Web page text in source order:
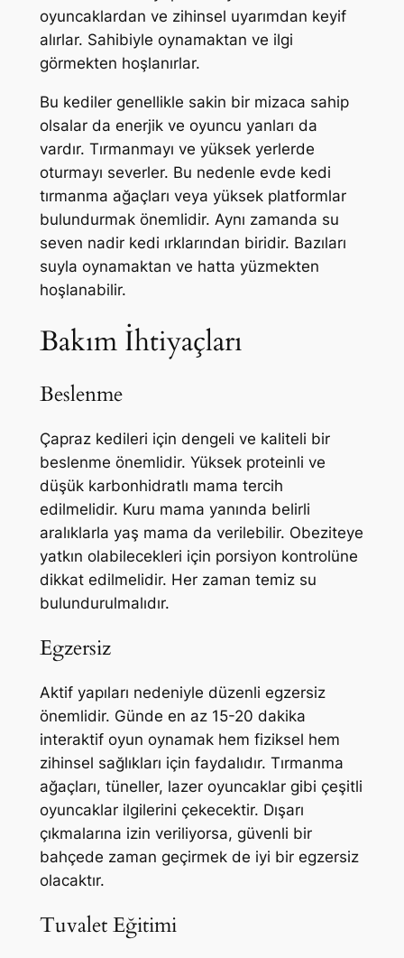
oyuncaklardan ve zihinsel uyarımdan keyif
alırlar. Sahibiyle oynamaktan ve ilgi
görmekten hoşlanırlar.
Bu kediler genellikle sakin bir mizaca sahip
olsalar da enerjik ve oyuncu yanları da
vardır. Tırmanmayı ve yüksek yerlerde
oturmayı severler. Bu nedenle evde kedi
tırmanma ağaçları veya yüksek platformlar
bulundurmak önemlidir. Aynı zamanda su
seven nadir kedi ırklarından biridir. Bazıları
suyla oynamaktan ve hatta yüzmekten
hoşlanabilir.
Bakım İhtiyaçları
Beslenme
Çapraz kedileri için dengeli ve kaliteli bir
beslenme önemlidir. Yüksek proteinli ve
düşük karbonhidratlı mama tercih
edilmelidir. Kuru mama yanında belirli
aralıklarla yaş mama da verilebilir. Obeziteye
yatkın olabilecekleri için porsiyon kontrolüne
dikkat edilmelidir. Her zaman temiz su
bulundurulmalıdır.
Egzersiz
Aktif yapıları nedeniyle düzenli egzersiz
önemlidir. Günde en az 15-20 dakika
interaktif oyun oynamak hem fiziksel hem
zihinsel sağlıkları için faydalıdır. Tırmanma
ağaçları, tüneller, lazer oyuncaklar gibi çeşitli
oyuncaklar ilgilerini çekecektir. Dışarı
çıkmalarına izin veriliyorsa, güvenli bir
bahçede zaman geçirmek de iyi bir egzersiz
olacaktır.
Tuvalet Eğitimi